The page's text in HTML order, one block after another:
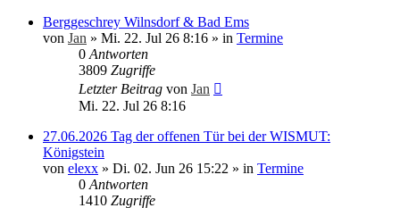
Berggeschrey Wilnsdorf & Bad Ems
von Jan » Mi. 22. Jul 26 8:16 » in Termine
0 Antworten
3809 Zugriffe
Letzter Beitrag von Jan
Mi. 22. Jul 26 8:16
27.06.2026 Tag der offenen Tür bei der WISMUT:
Königstein
von elexx » Di. 02. Jun 26 15:22 » in Termine
0 Antworten
1410 Zugriffe